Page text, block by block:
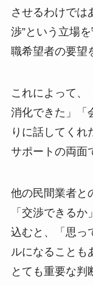
させるわけでは
渉”という立場
職希望者の要望
これによって、
消化できた」「
りに話してくれ
サポートの両面
他の民間業者と
「交渉できる
込むと、「思っ
ルになることも
とても重要な判